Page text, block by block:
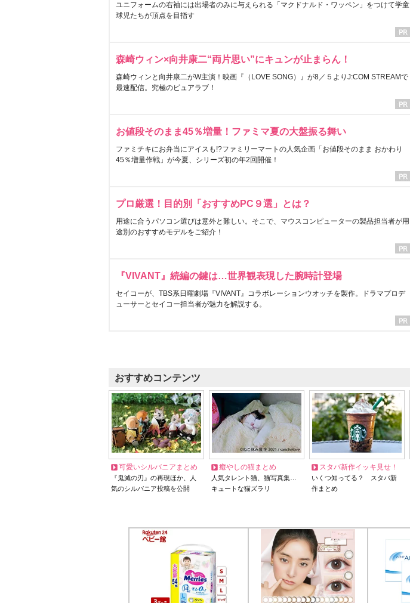
ユニフォームの右袖には出場者のみに与えられる「マクドナルド・ワッペン」をつけて学童
球児たちが頂点を目指す
森崎ウィン×向井康二“両片思い”にキュンが止まらん！
森崎ウィンと向井康二がW主演！映画『（LOVE SONG）』が8／５よりJ:COM STREAMで
最速配信。究極のピュアラブ！
お値段そのまま45％増量！ファミマ夏の大盤振る舞い
ファミチキにお弁当にアイスも!?ファミリーマートの人気企画「お値段そのまま おかわり
45％増量作戦」が今夏、シリーズ初の年2回開催！
プロ厳選！目的別「おすすめPC９選」とは？
用途に合うパソコン選びは意外と難しい。そこで、マウスコンピューターの製品担当者が用
途別のおすすめモデルをご紹介！
『VIVANT』続編の鍵は…世界観表現した腕時計登場
セイコーが、TBS系日曜劇場『VIVANT』コラボレーションウオッチを製作。ドラマプロデ
ューサーとセイコー担当者が魅力を解説する。
おすすめコンテンツ
可愛いシルバニアまとめ
『鬼滅の刃』の再現ほか、人
気のシルバニア投稿を公開
癒やしの猫まとめ
人気タレント猫、猫写真集…
キュートな猫ズラリ
スタバ新作イッキ見せ！
いくつ知ってる？ スタバ新
作まとめ